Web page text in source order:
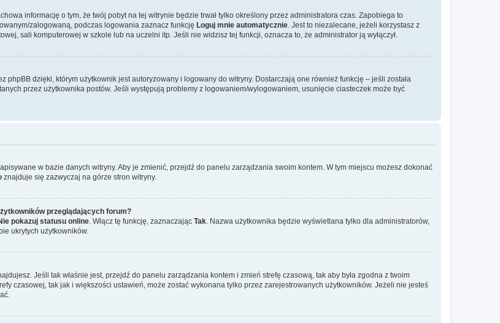
informację o tym, że twój pobyt na tej witrynie będzie trwał tylko określony przez administratora czas. Zapobiega to
zalogowaną, podczas logowania zaznacz funkcję Loguj mnie automatycznie . Jest to niezalecane, jeżeli korzystasz z
sali komputerowej w szkole lub na uczelni itp. Jeśli nie widzisz tej funkcji, oznacza to, że administrator ją wyłączył.
phpBB dzięki, którym użytkownik jest autoryzowany i logowany do witryny. Dostarczają one również funkcję – jeśli została
przez użytkownika postów. Jeśli występują problemy z logowaniem/wylogowaniem, usunięcie ciasteczek może być
w bazie danych witryny. Aby je zmienić, przejdź do panelu zarządzania swoim kontem. W tym miejscu możesz dokonać
znajduje się zazwyczaj na górze stron witryny.
przeglądających forum?
pokazuj statusu online . Włącz tę funkcję, zaznaczając Tak . Nazwa użytkownika będzie wyświetlana tylko dla administratorów,
ukrytych użytkowników.
Jeśli tak właśnie jest, przejdź do panelu zarządzania kontem i zmień strefę czasową, tak aby była zgodna z twoim
czasowej, tak jak i większości ustawień, może zostać wykonana tylko przez zarejestrowanych użytkowników. Jeżeli nie jesteś